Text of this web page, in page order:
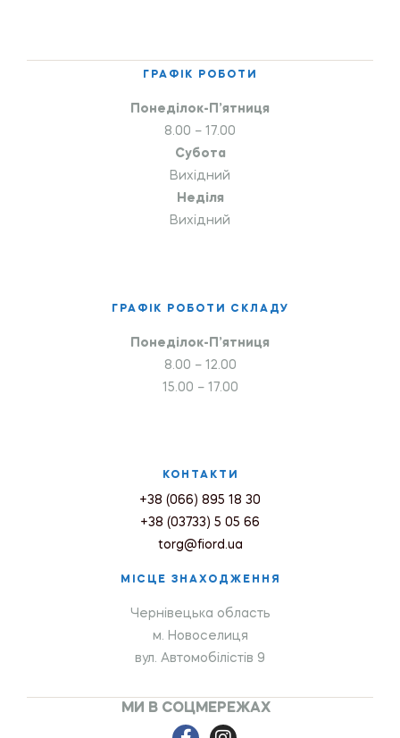
ГРАФІК РОБОТИ
Понеділок-П’ятниця
8.00 – 17.00
Субота
Вихідний
Неділя
Вихідний
ГРАФІК РОБОТИ СКЛАДУ
Понеділок-П’ятниця
8.00 – 12.00
15.00 – 17.00
КОНТАКТИ
+38 (066) 895 18 30
+38 (03733) 5 05 66
torg@fiord.ua
МІСЦЕ ЗНАХОДЖЕННЯ
Чернівецька область
м. Новоселиця
вул. Автомобілістів 9
МИ В СОЦМЕРЕЖАХ